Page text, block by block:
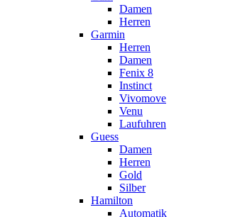
Damen
Herren
Garmin
Herren
Damen
Fenix 8
Instinct
Vivomove
Venu
Laufuhren
Guess
Damen
Herren
Gold
Silber
Hamilton
Automatik